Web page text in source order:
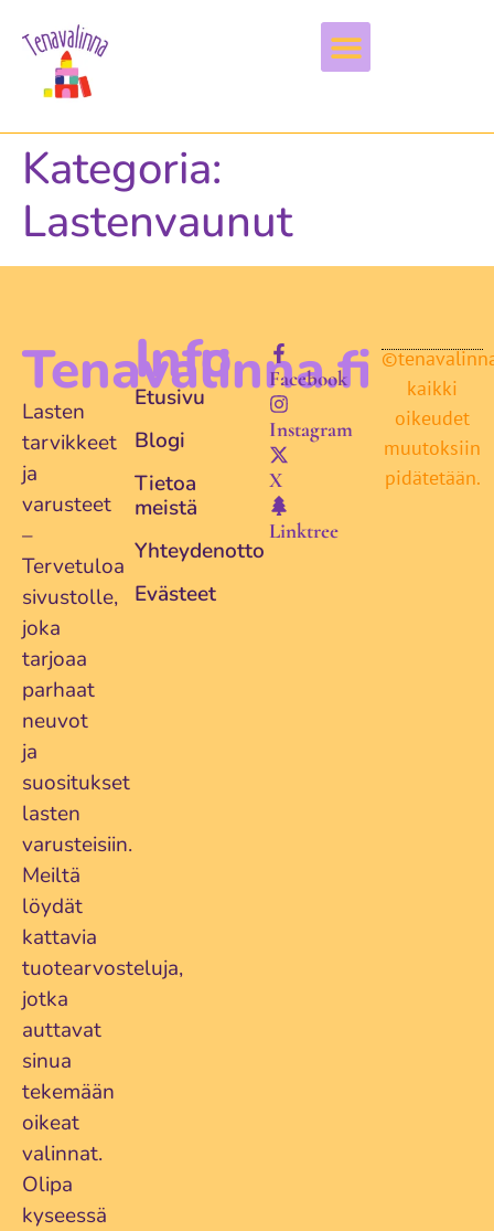
Kategoria:
Lastenvaunut
Tenavalinna.fi
Lasten
tarvikkeet
ja
varusteet
–
Tervetuloa
sivustolle,
joka
tarjoaa
parhaat
neuvot
ja
suositukset
lasten
varusteisiin.
Meiltä
löydät
kattavia
tuotearvosteluja,
jotka
auttavat
sinua
tekemään
oikeat
valinnat.
Olipa
kyseessä
Info
Etusivu
Blogi
Tietoa
meistä
Yhteydenotto
Evästeet
Facebook
Instagram
X
Linktree
kaikki
oikeudet
muutoksiin
pidätetään.